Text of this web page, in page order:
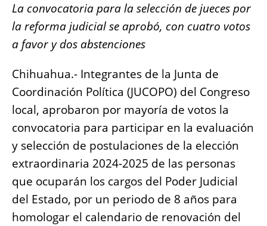
c
e
b
o
o
k
at
s
A
p
p
ss
e
n
g
er
ai
l
p
y
n
k
a
re
La convocatoria para la selección de jueces por
la reforma judicial se aprobó, con cuatro votos
a favor y dos abstenciones
Chihuahua.- Integrantes de la Junta de
Coordinación Política (JUCOPO) del Congreso
local, aprobaron por mayoría de votos la
convocatoria para participar en la evaluación
y selección de postulaciones de la elección
extraordinaria 2024-2025 de las personas
que ocuparán los cargos del Poder Judicial
del Estado, por un periodo de 8 años para
homologar el calendario de renovación del